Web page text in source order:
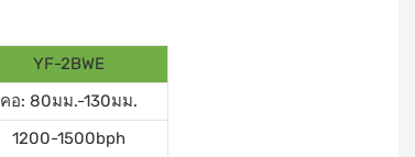
YF-2BWE
คอ: 80มม.-130มม.
1200-1500bph